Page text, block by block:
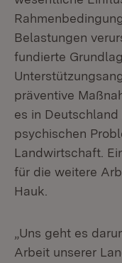
Belastungen
fundierte
präventive
es in
psychischen
Landwirtschaft.
für die weitere
Hauk.
„Uns geht es
Arbeit unserer